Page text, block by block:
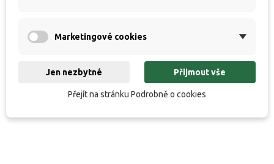
Marketingové cookies
Jen nezbytné Přijmout vše
Přejít na stránku Podrobně o cookies